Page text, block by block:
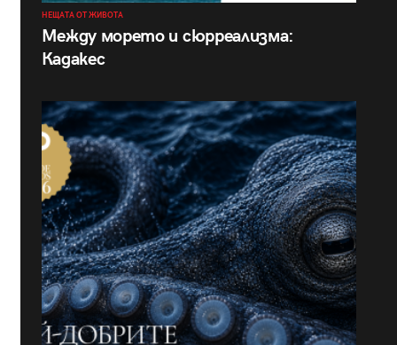
НЕЩАТА ОТ ЖИВОТА
Между морето и сюрреализма:
Кадакес